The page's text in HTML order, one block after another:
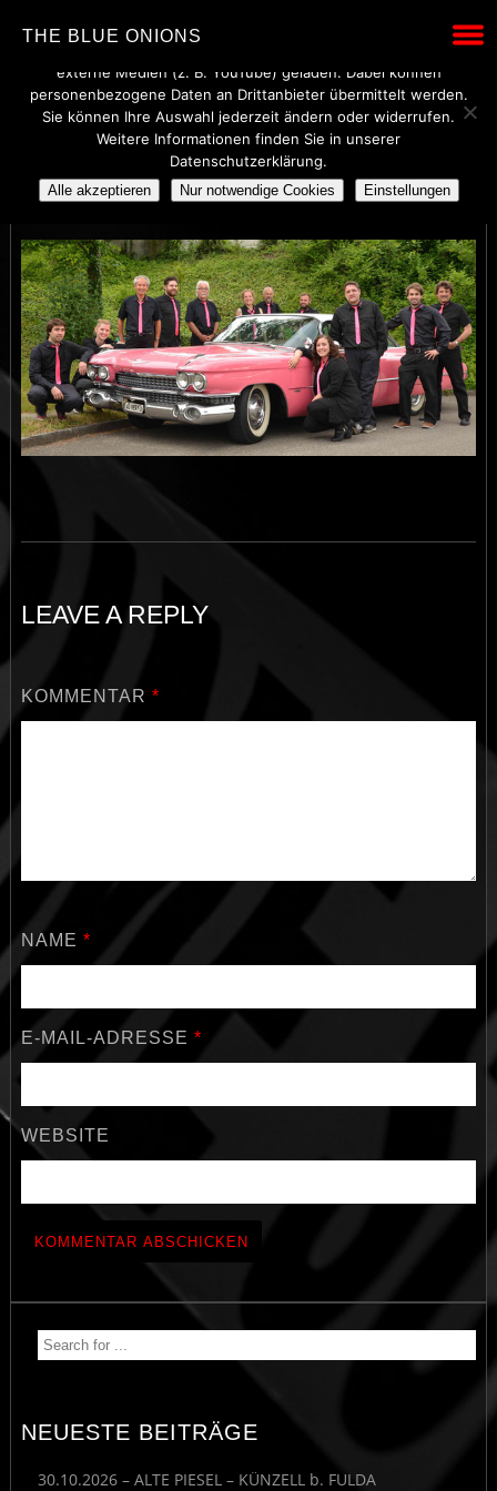
THE BLUE ONIONS
LEAVE A REPLY
KOMMENTAR *
NAME *
E-MAIL-ADRESSE *
WEBSITE
NEUESTE BEITRÄGE
30.10.2026 – ALTE PIESEL – KÜNZELL b. FULDA
Wir verwenden technisch notwendige Cookies, um den Betrieb
dieser Website sicherzustellen. Mit Ihrer Einwilligung werden
externe Medien (z. B. YouTube) geladen. Dabei können
personenbezogene Daten an Drittanbieter übermittelt werden.
Sie können Ihre Auswahl jederzeit ändern oder widerrufen.
Weitere Informationen finden Sie in unserer
Datenschutzerklärung.
Alle akzeptieren Nur notwendige Cookies Einstellungen